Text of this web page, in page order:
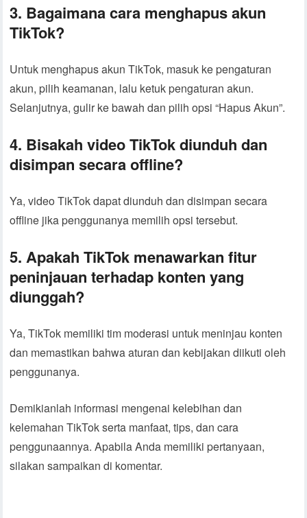
3. Bagaimana cara menghapus akun
TikTok?
Untuk menghapus akun TikTok, masuk ke pengaturan
akun, pilih keamanan, lalu ketuk pengaturan akun.
Selanjutnya, gulir ke bawah dan pilih opsi “Hapus Akun”.
4. Bisakah video TikTok diunduh dan
disimpan secara offline?
Ya, video TikTok dapat diunduh dan disimpan secara
offline jika penggunanya memilih opsi tersebut.
5. Apakah TikTok menawarkan fitur
peninjauan terhadap konten yang
diunggah?
Ya, TikTok memiliki tim moderasi untuk meninjau konten
dan memastikan bahwa aturan dan kebijakan diikuti oleh
penggunanya.
Demikianlah informasi mengenai kelebihan dan
kelemahan TikTok serta manfaat, tips, dan cara
penggunaannya. Apabila Anda memiliki pertanyaan,
silakan sampaikan di komentar.